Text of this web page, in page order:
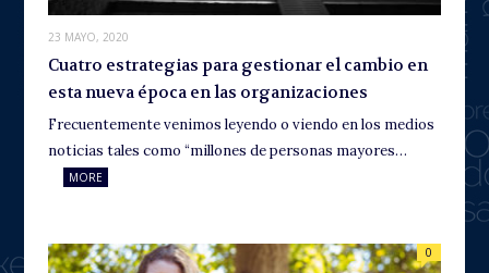
23 MAYO, 2020
Cuatro estrategias para gestionar el cambio en
esta nueva época en las organizaciones
Frecuentemente venimos leyendo o viendo en los medios
noticias tales como “millones de personas mayores…
MORE
0